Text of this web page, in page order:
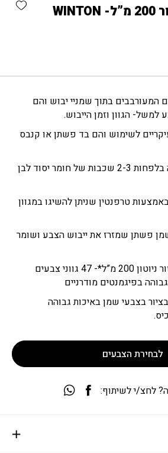
צבעי שמן ווינזור 200 מ”ל- WINTON
המעורבבים בתוך שמניי יבוש והם
הגוון וזמן הייבוש.
לשימוש והם בד פשתן או קנבס
על המצע להיות מכוסה בלפחות 2-3 שכבות של חומר יסוד לבן
טרפנטין שניתן להשיגו במגוון
פשתן שמזרז את ייבוש הצבע ושומר
*צבעי שמן ווינטון- וינזור ניוטון 200 מ”ל*- 47 גווני צבעים
בפיגמנטים מודרניים
בצבעי שמן באיכות גבוהה
לבחירת הצבעים
לחצ/י לשיתוף: